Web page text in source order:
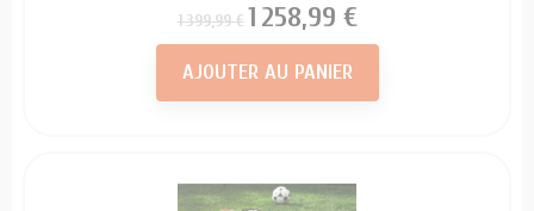
Prix
1 399,99 € Prix
1 258,99 €
AJOUTER AU PANIER